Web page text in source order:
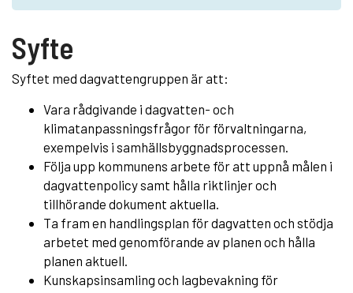
Syfte
Syftet med dagvattengruppen är att:
Vara rådgivande i dagvatten- och
klimatanpassningsfrågor för förvaltningarna,
exempelvis i samhällsbyggnadsprocessen.
Följa upp kommunens arbete för att uppnå målen i
dagvattenpolicy samt hålla riktlinjer och
tillhörande dokument aktuella.
Ta fram en handlingsplan för dagvatten och stödja
arbetet med genomförande av planen och hålla
planen aktuell.
Kunskapsinsamling och lagbevakning för